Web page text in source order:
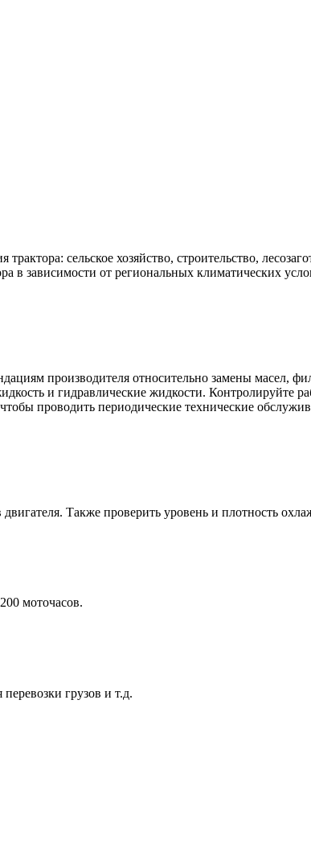
сельское хозяйство, строительство,
в зависимости от региональных климатических
производителя относительно замены масел,
и гидравлические жидкости. Контролируйте
проводить периодические технические
Также проверить уровень и плотность
моточасов.
грузов и т.д.